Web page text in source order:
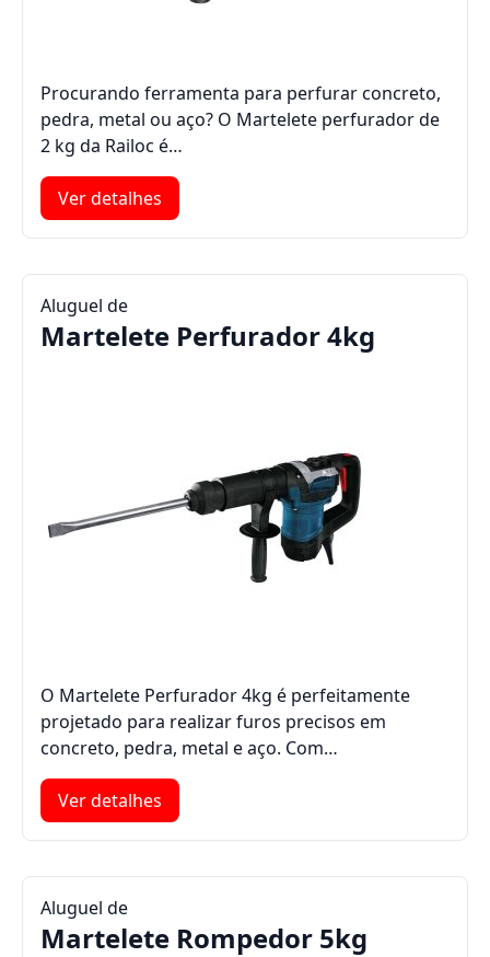
Procurando ferramenta para perfurar concreto,
pedra, metal ou aço? O Martelete perfurador de
2 kg da Railoc é…
Ver detalhes
Aluguel de
Martelete Perfurador 4kg
O Martelete Perfurador 4kg é perfeitamente
projetado para realizar furos precisos em
concreto, pedra, metal e aço. Com…
Ver detalhes
Aluguel de
Martelete Rompedor 5kg